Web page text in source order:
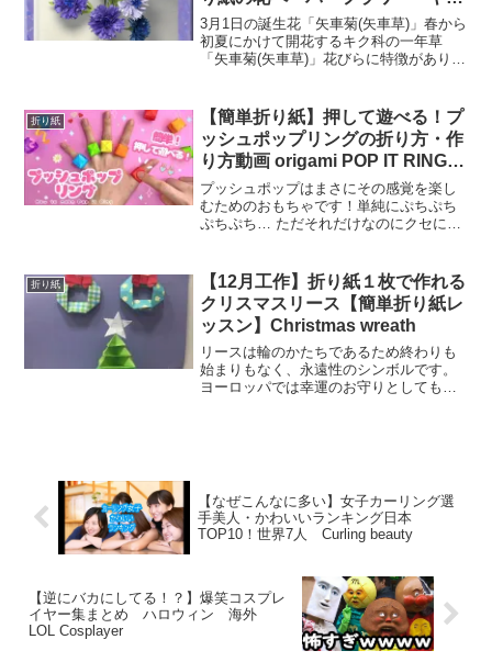
ルマソウ~折り方解説付き～How
to fold a cornflwer
3月1日の誕生花「矢車菊(矢車草)」春から
初夏にかけて開花するキク科の一年草
「矢車菊(矢車草)」花びらに特徴があり、
ガーデニングや公園等の花壇に植えられ
ている他、切...
折り紙
【簡単折り紙】押して遊べる！プ
ッシュポップリングの折り方・作
り方動画 origami POP IT RING
ポップイット DIY Paper Craft 可
愛い 指輪
プッシュポップはまさにその感覚を楽し
むためのおもちゃです！単純にぷちぷち
ぷちぷち… ただそれだけなのにクセにな
かせたり緊張感を解す効果があると言わ
れています。韓国で大流...
折り紙
【12月工作】折り紙１枚で作れる
クリスマスリース【簡単折り紙レ
ッスン】Christmas wreath
リースは輪のかたちであるため終わりも
始まりもなく、永遠性のシンボルです。
ヨーロッパでは幸運のお守りとしても用
【なぜこんなに多い】女子カーリング選
手美人・かわいいランキング日本
TOP10！世界7人 Curling beauty
【逆にバカにしてる！？】爆笑コスプレ
イヤー集まとめ ハロウィン 海外
LOL Cosplayer